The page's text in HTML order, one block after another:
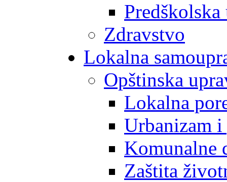
Predškolska
Zdravstvo
Lokalna
Opštinska
Lokalna
Urbanizam
Komunalne
Zaštita